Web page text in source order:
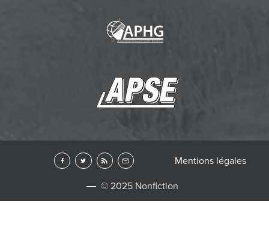
© 2025 Nonfiction
Mentions légales